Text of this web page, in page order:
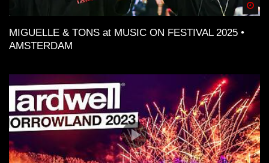
MIGUELLE & TONS at MUSIC ON FESTIVAL 2025 •
AMSTERDAM